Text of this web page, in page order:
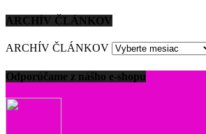
ARCHÍV ČLÁNKOV
ARCHÍV ČLÁNKOV
Odporúčame z nášho e-shopu